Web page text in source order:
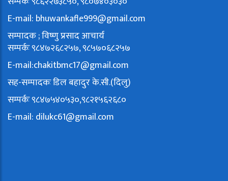
E-mail: bhuwankafle999@gmail.com
सम्पादक ; विष्णु प्रसाद आचार्य
सम्पर्कः ९८४७२६८२५७, ९८५७०६८२५७
E-mail:chakitbmc17@gmail.com
सह-सम्पादकः डिल बहादुर के.सी.(दिलु)
सम्पर्कः ९८४७५४०५३०,९८२१५६२६८०
E-mail: dilukc61@gmail.com